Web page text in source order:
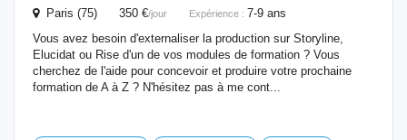
Paris (75) 350 €/jour Expérience : 7-9 ans
Vous avez besoin d'externaliser la production sur Storyline,
Elucidat ou Rise d'un de vos modules de formation ? Vous
cherchez de l'aide pour concevoir et produire votre prochaine
formation de A à Z ? N'hésitez pas à me cont...